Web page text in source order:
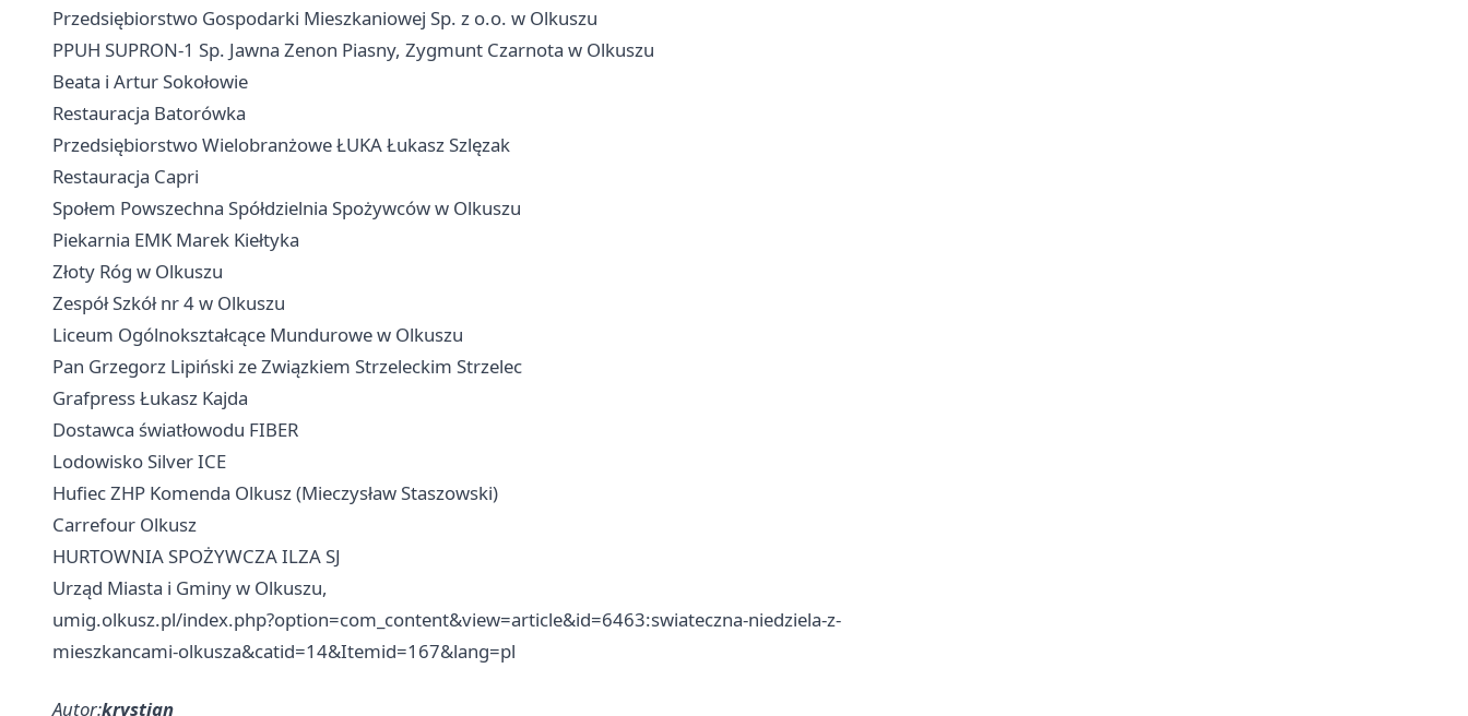
Przedsiębiorstwo Gospodarki Mieszkaniowej Sp. z o.o. w Olkuszu
PPUH SUPRON-1 Sp. Jawna Zenon Piasny, Zygmunt Czarnota w Olkuszu
Beata i Artur Sokołowie
Restauracja Batorówka
Przedsiębiorstwo Wielobranżowe ŁUKA Łukasz Szlęzak
Restauracja Capri
Społem Powszechna Spółdzielnia Spożywców w Olkuszu
Piekarnia EMK Marek Kiełtyka
Złoty Róg w Olkuszu
Zespół Szkół nr 4 w Olkuszu
Liceum Ogólnokształcące Mundurowe w Olkuszu
Pan Grzegorz Lipiński ze Związkiem Strzeleckim Strzelec
Grafpress Łukasz Kajda
Dostawca światłowodu FIBER
Lodowisko Silver ICE
Hufiec ZHP Komenda Olkusz(Mieczysław Staszowski)
Carrefour Olkusz
HURTOWNIA SPOŻYWCZA ILZA SJ
Urząd Miasta i Gminy w Olkuszu,
umig.olkusz.pl/index.php?option=com_content&view=article&id=6463:swiateczna-niedziela-z-
mieszkancami-olkusza&catid=14&Itemid=167&lang=pl
Autor:krystian